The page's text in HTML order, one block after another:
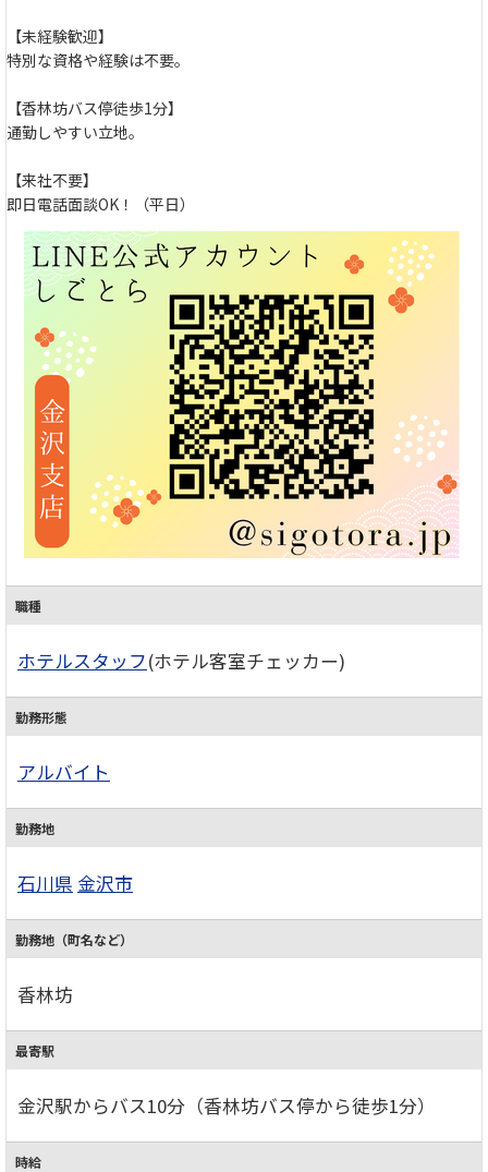
【未経験歓迎】
特別な資格や経験は不要。
【香林坊バス停徒歩1分】
通勤しやすい立地。
【来社不要】
即日電話面談OK！（平日）
職種
ホテルスタッフ(ホテル客室チェッカー)
勤務形態
アルバイト
勤務地
石川県 金沢市
勤務地（町名など）
香林坊
最寄駅
金沢駅からバス10分（香林坊バス停から徒歩1分）
時給